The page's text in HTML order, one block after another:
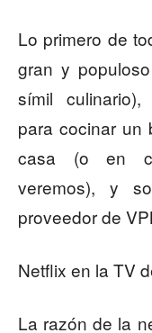
Lo primero de
gran y
símil
para cocinar un
casa (o en
veremos), y
proveedor de
Netflix en la TV
La razón de la